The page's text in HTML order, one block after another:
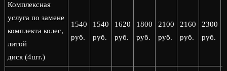
Комплексная
услуга по замене
комплекта колес,
литой
диск (4шт.)
1540
руб.
1540
руб.
1620
руб.
1800
руб.
2100
руб.
2160
руб.
2300
руб.